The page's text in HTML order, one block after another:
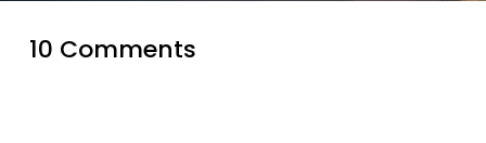
10 Comments